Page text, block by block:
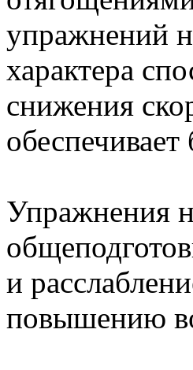
упражнений
характера
снижения
Упражнения
и
повышению